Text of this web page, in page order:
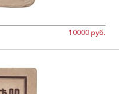
10000 руб.